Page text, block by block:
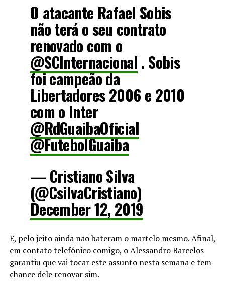
O atacante Rafael Sobis
não terá o seu contrato
renovado com o
@SCInternacional . Sobis
foi campeão da
Libertadores 2006 e 2010
com o Inter
@RdGuaibaOficial
@FutebolGuaiba
— Cristiano Silva
(@CsilvaCristiano)
December 12, 2019
E, pelo jeito ainda não bateram o martelo mesmo. Afinal,
em contato telefônico comigo, o Alessandro Barcelos
garantiu que vai tocar este assunto nesta semana e tem
chance dele renovar sim.